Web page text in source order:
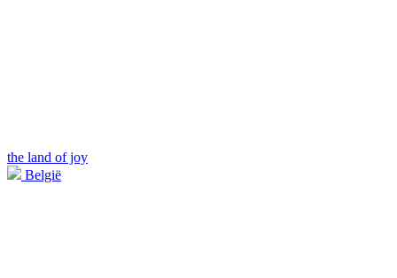
the land of joy
België